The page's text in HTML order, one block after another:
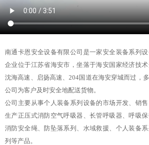
南通卡恩安全设备有限公司是一家安全装备系列设
企业位于江苏省海安市，坐落于海安国家经济技术
沈海高速、启扬高速、204国道在海安穿城而过，
公司为客户及时安全地配送货物。
公司主要从事个人装备系列设备的市场开发、销售
生产正压式消防空气呼吸器、长管呼吸器、呼吸保
消防安全绳、防坠落系列、水域救援、个人装备
列等产品。